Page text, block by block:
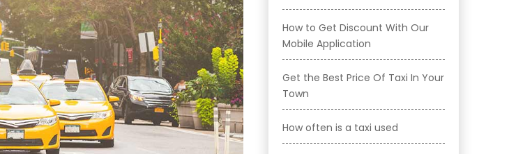
How to Get Discount With Our
Mobile Application
Get the Best Price Of Taxi In Your
Town
How often is a taxi used